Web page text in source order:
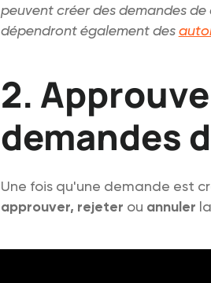
peuvent créer des demandes
dépendront également des
2.
demandes
Une fois qu'une demande est
approuver, rejeter ou annuler